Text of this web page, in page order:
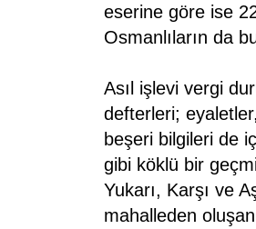
eserine göre ise
Osmanlıların da
Asıl işlevi vergi
defterleri;
beşeri bilgileri de
gibi köklü bir
Yukarı, Karşı ve
mahalleden